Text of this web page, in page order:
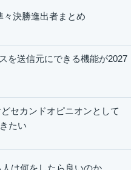
々決勝進出者まとめ
を送信元にできる機能が2027
セカンドオピニオンとして
たい